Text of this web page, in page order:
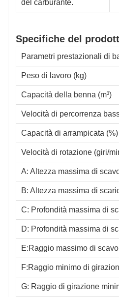
del carburante.
Specifiche del
Parametri prestazionali di
Peso di lavoro (kg)
Capacità della benna (m³)
Velocità di percorrenza
Capacità di arrampicata (%)
Velocità di rotazione (giri/
A: Altezza massima di
B: Altezza massima di
C: Profondità massima di
D: Profondità massima di
E:Raggio massimo di
F:Raggio minimo di
G: Raggio di girazione